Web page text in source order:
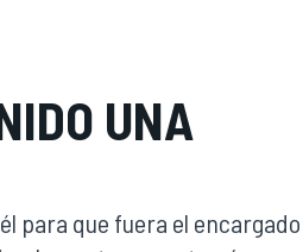
UNA
para que fuera el encargado